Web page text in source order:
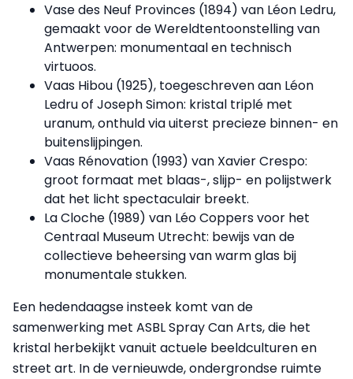
Vase des Neuf Provinces (1894) van Léon Ledru,
gemaakt voor de Wereldtentoonstelling van
Antwerpen: monumentaal en technisch
virtuoos.
Vaas Hibou (1925), toegeschreven aan Léon
Ledru of Joseph Simon: kristal triplé met
uranum, onthuld via uiterst precieze binnen- en
buitenslijpingen.
Vaas Rénovation (1993) van Xavier Crespo:
groot formaat met blaas-, slijp- en polijstwerk
dat het licht spectaculair breekt.
La Cloche (1989) van Léo Coppers voor het
Centraal Museum Utrecht: bewijs van de
collectieve beheersing van warm glas bij
monumentale stukken.
Een hedendaagse insteek komt van de
samenwerking met ASBL Spray Can Arts, die het
kristal herbekijkt vanuit actuele beeldculturen en
street art. In de vernieuwde, ondergrondse ruimte